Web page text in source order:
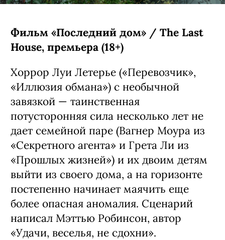
Фильм «Последний дом» / The Last
House, премьера (18+)
Хоррор Луи Летерье («Перевозчик»,
«Иллюзия обмана») с необычной
завязкой — таинственная
потусторонняя сила несколько лет не
дает семейной паре (Вагнер Моура из
«Секретного агента» и Грета Ли из
«Прошлых жизней») и их двоим детям
выйти из своего дома, а на горизонте
постепенно начинает маячить еще
более опасная аномалия. Сценарий
написал Мэттью Робинсон, автор
«Удачи, веселья, не сдохни».